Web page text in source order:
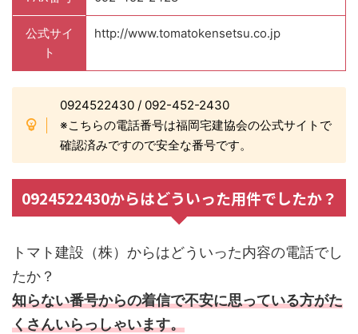
公式サイ
ト
http://www.tomatokensetsu.co.jp
0924522430 / 092-452-2430
※こちらの電話番号は福岡宅建協会の公式サイトで
確認済みですので安全な番号です。
0924522430からはどういった用件でしたか？
トマト建設（株）からはどういった内容の電話でし
たか？
知らない番号からの着信で不安に思っている方がた
くさんいらっしゃいます。